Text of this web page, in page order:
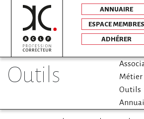
ANNUAIRE
ESPACE MEMBRES
ADHÉRER
outils
Métier
Outils